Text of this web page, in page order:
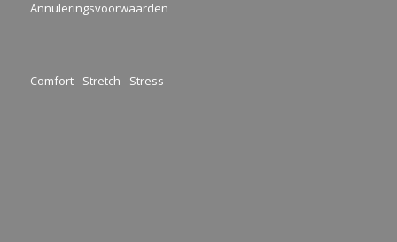
Annuleringsvoorwaarden
Comfort - Stretch - Stress